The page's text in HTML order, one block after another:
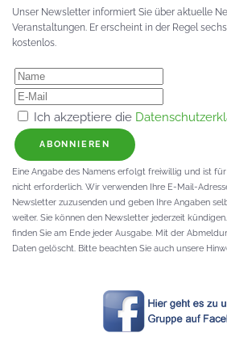
Unser Newsletter informiert Sie über aktuelle
Veranstaltungen. Er erscheint in der Regel
kostenlos.
Ich akzeptiere die
ABONNIEREN
Eine Angabe des Namens erfolgt freiwillig und ist
nicht erforderlich. Wir verwenden Ihre E-Mail-
Newsletter zuzusenden und geben Ihre Angaben
weiter. Sie können den Newsletter jederzeit
finden Sie am Ende jeder Ausgabe. Mit der
Daten gelöscht. Bitte beachten Sie auch unsere